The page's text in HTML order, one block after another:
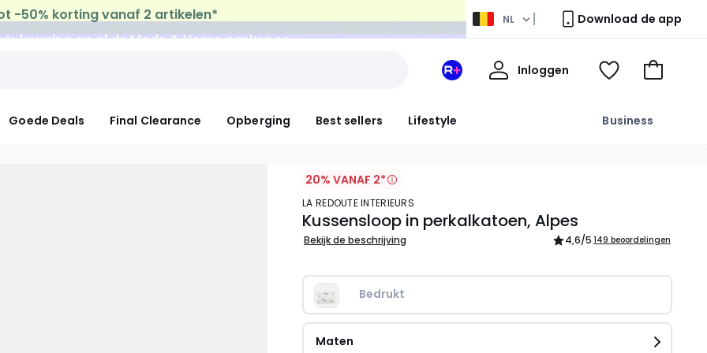
leveringop al de Mode & Home aankopen NL Download de app
Goede Deals Final Clearance Opberging Best sellers Lifestyle Business
Mijn
+
Inloggen
Mijn
Kijk
Naar
20% VANAF 2*
LA REDOUTE INTERIEURS
Kussensloop in perkalkatoen, Alpes
Bekijk de beschrijving 4,6/5 149 beoordelingen
Bedrukt
Maten